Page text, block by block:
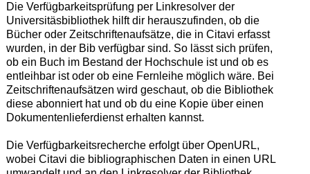
Die Verfügbarkeitsprüfung per Linkresolver der
Universitäsbibliothek hilft dir herauszufinden, ob die
Bücher oder Zeitschriftenaufsätze, die in Citavi erfasst
wurden, in der Bib verfügbar sind. So lässt sich prüfen,
ob ein Buch im Bestand der Hochschule ist und ob es
entleihbar ist oder ob eine Fernleihe möglich wäre. Bei
Zeitschriftenaufsätzen wird geschaut, ob die Bibliothek
diese abonniert hat und ob du eine Kopie über einen
Dokumentenlieferdienst erhalten kannst.
Die Verfügbarkeitsrecherche erfolgt über OpenURL,
wobei Citavi die bibliographischen Daten in einen URL